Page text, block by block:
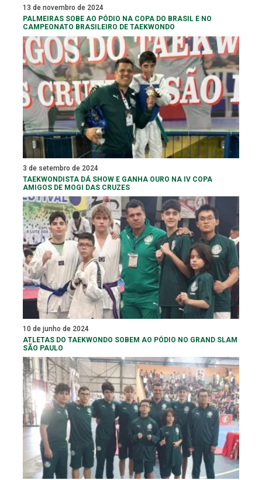
13 de novembro de 2024
PALMEIRAS SOBE AO PÓDIO NA COPA DO BRASIL E NO
CAMPEONATO BRASILEIRO DE TAEKWONDO
3 de setembro de 2024
TAEKWONDISTA DÁ SHOW E GANHA OURO NA IV COPA
AMIGOS DE MOGI DAS CRUZES
10 de junho de 2024
ATLETAS DO TAEKWONDO SOBEM AO PÓDIO NO GRAND SLAM
SÃO PAULO